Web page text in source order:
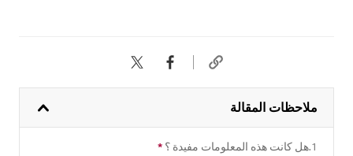
ملاحظات المقالة
1.هل كانت هذه المعلومات مفيدة ؟ *